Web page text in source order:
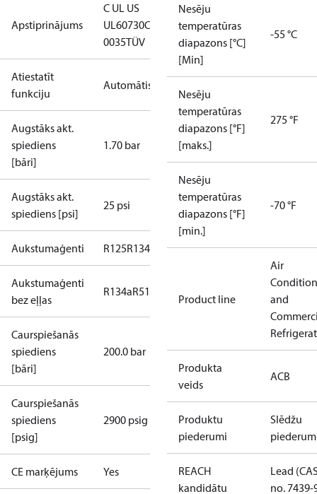
Apstiprinājums
C UL US
UL60730CE
0035TÜV
Atiestatīt
funkciju
Automātiski
Augstāks akt.
spiediens
[bāri]
1.70 bar
Augstāks akt.
spiediens [psi]
25 psi
Aukstumaģenti R125R134a R22R404AR407CR407HR410A
Aukstumaģenti
bez eļļas
R134aR513A
Caurspiešanās
spiediens
[bāri]
200.0 bar
Caurspiešanās
spiediens
[psig]
2900 psig
CE marķējums Yes
Nesēju
temperatūras
diapazons [°C]
[Min]
-55 °C
Nesēju
temperatūras
diapazons [°F]
[maks.]
275 °F
Nesēju
temperatūras
diapazons [°F]
[min.]
-70 °F
Product line
Air
and
Produkta
veids
ACB
Produktu
piederumi
Slēdžu
REACH
kandidātu
Lead
no. 7439-